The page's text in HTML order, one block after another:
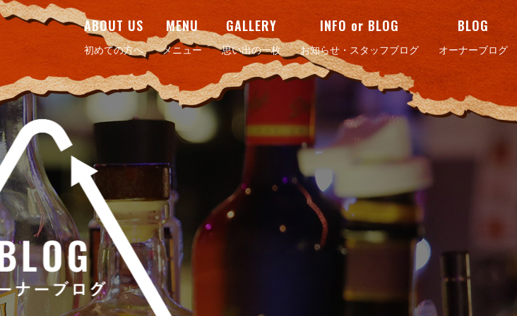
ABOUT US
初めての方へ
MENU
メニュー
GALLERY
思い出の一枚
INFO or BLOG
お知らせ・スタッフブログ
BLOG
オーナーブログ